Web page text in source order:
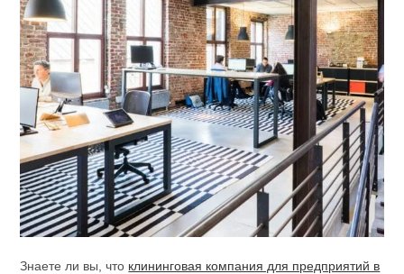
Знаете ли вы, что клининговая компания для предприятий в